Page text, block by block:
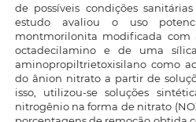
de possíveis condições
estudo avaliou o uso
montmorilonita modificada com
octadecilamino e de uma
aminopropiltrietoxisilano como
do ânion nitrato a partir de
isso, utilizou-se soluções
nitrogênio na forma de nitrato